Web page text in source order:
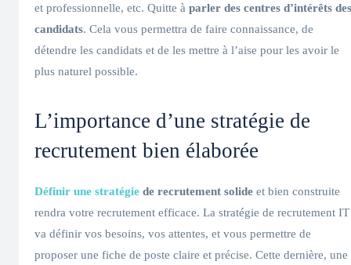
et professionnelle, etc. Quitte à parler des centres d’intérêts des
candidats. Cela vous permettra de faire connaissance, de
détendre les candidats et de les mettre à l’aise pour les avoir le
plus naturel possible.
L’importance d’une stratégie de
recrutement bien élaborée
Définir une stratégie de recrutement solide et bien construite
rendra votre recrutement efficace. La stratégie de recrutement IT
va définir vos besoins, vos attentes, et vous permettre de
proposer une fiche de poste claire et précise. Cette dernière, une